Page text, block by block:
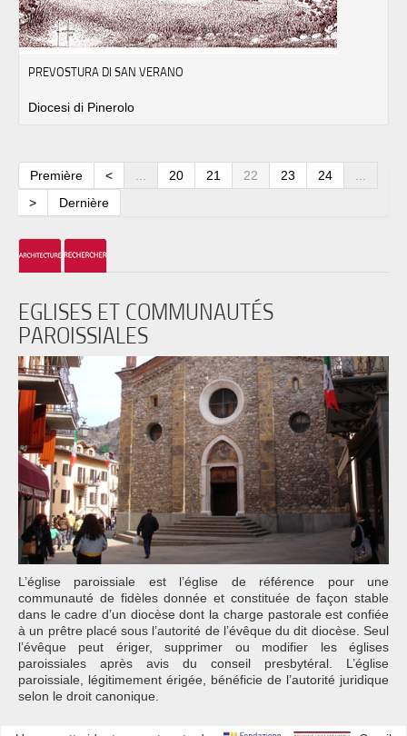
PREVOSTURA DI SAN VERANO
Diocesi di Pinerolo
Première < ... 20 21 22 23 24
...
>
Dernière
EGLISES ET COMMUNAUTÉS
PAROISSIALES
L’église paroissiale est l’église de référence pour une
communauté de fidèles donnée et constituée de façon stable
dans le cadre d’un diocèse dont la charge pastorale est confiée
à un prêtre placé sous l’autorité de l’évêque du dit diocèse. Seul
l’évêque peut ériger, supprimer ou modifier les églises
paroissiales après avis du conseil presbytéral. L’église
paroissiale, légitimement érigée, bénéficie de l’autorité juridique
selon le droit canonique.